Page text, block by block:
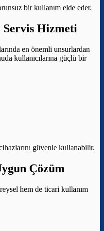
bir kullanım elde eder.
Servis Hizmeti
en önemli unsurlardan
kullanıcılarına güçlü bir
güvenle kullanabilir.
Çözüm
hem de ticari kullanım